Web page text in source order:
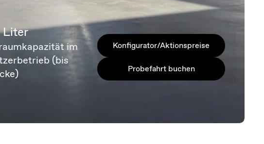
Liter
im
(bis
Konfigurator/Aktionspreise
Probefahrt buchen